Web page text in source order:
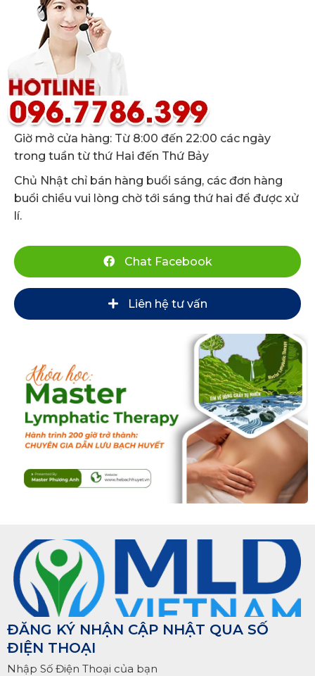
Giờ mở cửa hàng: Từ 8:00 đến 22:00 các ngày
trong tuần từ thứ Hai đến Thứ Bảy
Chủ Nhật chỉ bán hàng buổi sáng, các đơn hàng
buổi chiều vui lòng chờ tới sáng thứ hai để được xử
lí.
Chat Facebook
Liên hệ tư vấn
ĐĂNG KÝ NHẬN CẬP NHẬT QUA SỐ
ĐIỆN THOẠI
Nhập Số Điện Thoại của bạn